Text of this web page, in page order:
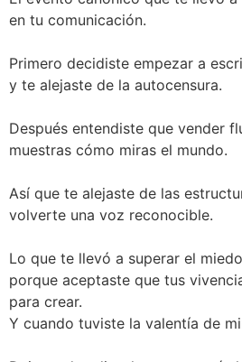
en tu comunicación.
Primero decidiste empezar a
y te alejaste de la autocensura.
Después entendiste que vender
muestras cómo miras el mundo.
Así que te alejaste de las
volverte una voz reconocible.
Lo que te llevó a superar el
porque aceptaste que tus
para crear.
Y cuando tuviste la valentía de